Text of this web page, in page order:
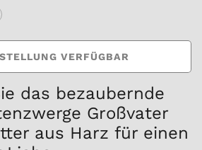
VERFÜGBAR
das bezaubernde
Großvater
aus Harz für einen